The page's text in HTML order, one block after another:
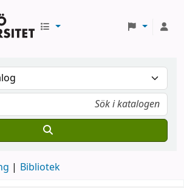
Bibliotek